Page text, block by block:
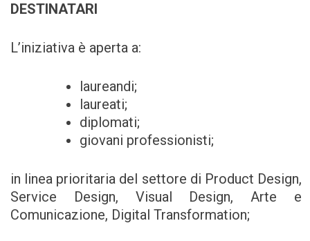
DESTINATARI
L’iniziativa è aperta a:
laureandi;
laureati;
diplomati;
giovani professionisti;
in linea prioritaria del settore di Product Design,
Service Design, Visual Design, Arte e
Comunicazione, Digital Transformation;